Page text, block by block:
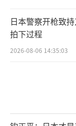
日本警察开枪致
拍下过程
2026-08-06 14:35:03